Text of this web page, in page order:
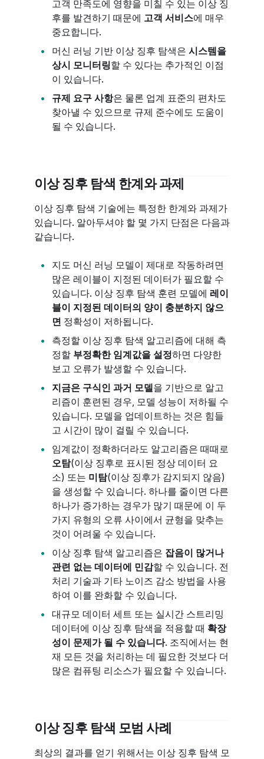
고객 만족도에 영향을 미칠 수 있는 이상 징
후를 발견하기 때문에 고객 서비스에 매우
중요합니다.
머신 러닝 기반 이상 징후 탐색은 시스템을
상시 모니터링할 수 있다는 추가적인 이점
이 있습니다.
규제 요구 사항은 물론 업계 표준의 편차도
찾아낼 수 있으므로 규제 준수에도 도움이
될 수 있습니다.
이상 징후 탐색 한계와 과제
이상 징후 탐색 기술에는 특정한 한계와 과제가
있습니다. 알아두셔야 할 몇 가지 단점은 다음과
같습니다.
지도 머신 러닝 모델이 제대로 작동하려면
많은 레이블이 지정된 데이터가 필요할 수
있습니다. 이상 징후 탐색 훈련 모델에 레이
블이 지정된 데이터의 양이 충분하지 않으
면 정확성이 저하됩니다.
측정할 이상 징후 탐색 알고리즘에 대해 측
정할 부정확한 임계값을 설정하면 다양한
보고 오류가 발생할 수 있습니다.
지금은 구식인 과거 모델을 기반으로 알고
리즘이 훈련된 경우, 모델 성능이 저하될 수
있습니다. 모델을 업데이트하는 것은 힘들
고 시간이 많이 걸릴 수 있습니다.
임계값이 정확하더라도 알고리즘은 때때로
오탐(이상 징후로 표시된 정상 데이터 요
소) 또는 미탐(이상 징후가 감지되지 않음)
을 생성할 수 있습니다. 하나를 줄이면 다른
하나가 증가하는 경우가 많기 때문에 이 두
가지 유형의 오류 사이에서 균형을 맞추는
것이 어려울 수 있습니다.
이상 징후 탐색 알고리즘은 잡음이 많거나
관련 없는 데이터에 민감할 수 있습니다. 전
처리 기술과 기타 노이즈 감소 방법을 사용
하여 이를 완화할 수 있습니다.
대규모 데이터 세트 또는 실시간 스트리밍
데이터에 이상 징후 탐색을 적용할 때 확장
성이 문제가 될 수 있습니다. 조직에서는 현
재 모든 것을 처리하는 데 필요한 것보다 더
많은 컴퓨팅 리소스가 필요할 수 있습니다.
이상 징후 탐색 모범 사례
최상의 결과를 얻기 위해서는 이상 징후 탐색 모